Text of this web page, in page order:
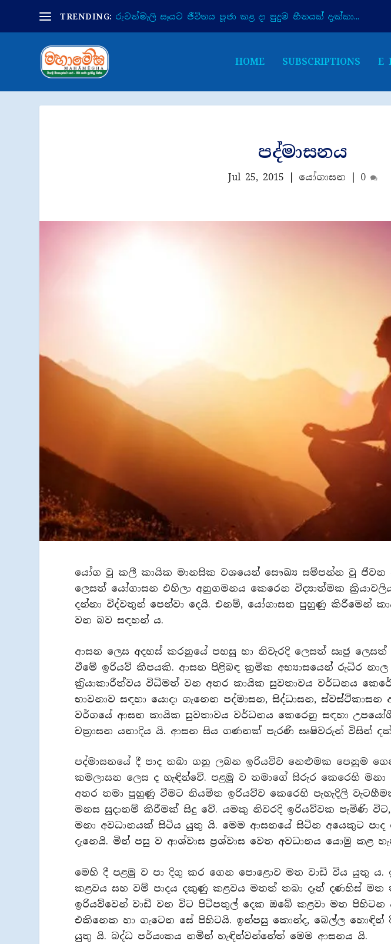
TRENDING: රුවන්මැලි සෑයට ජීවිතය පූජා කළ දා පුදුම හීනයක් දැක්කා...
HOME SUBSCRIPTIONS E
පද්මාසනය
Jul 25, 2015 යෝගාසන 0
යෝග වූ කලී කායික මානසික වශයෙන් සෞඛ්‍ය සම්පන්න වූ ජීවන
ලෙසත් යෝගාසන එහිලා අනුගමනය කෙරෙන විද්‍යාත්මක
දන්නා විද්වතුන් පෙන්වා දෙයි. එනම්, යෝගාසන පුහුණු කිරීමෙන්
වන බව සඳහන් ය.
ආසන ලෙස අදහස් කරනුයේ පහසු හා නිවැරදි ලෙසත් ඍජු ලෙසත්
වීමේ ඉරියව් කීපයකි. ආසන පිළිබඳ ක‍්‍රමික අභ්‍යාසයෙන් රුධිර නාල
ක‍්‍රියාකාරීත්වය විධිමත් වන අතර කායික සුවතාවය වර්ධනය
භාවනාව සඳහා යොදා ගැනෙන පද්මාසන, සිද්ධාසන,
වර්ගයේ ආසන කායික සුවතාවය වර්ධනය කෙරෙනු සඳහා
චක‍්‍රාසන යනාදිය යි. ආසන සිය ගණනක් පැරණි සෘෂිවරුන් විසින්
පද්මාසනයේ දී පාද තබා ගනු ලබන ඉරියව්ව නෙළුමක පෙනුම
කමලාසන ලෙස ද හැඳින්වේ. පළමු ව තමාගේ සිරුර කෙරෙහි
අතර තමා පුහුණු වීමට නියමිත ඉරියව්ව කෙරෙහි පැහැදිලි
මනස සුදානම් කිරීමක් සිදු වේ. යමකු නිවරදි ඉරියව්වක පැමිණි විට,
මනා අවධානයක් සිටිය යුතු යි. මෙම ආසනයේ සිටින අයෙකුට
දැනෙයි. මින් පසු ව ආශ්වාස ප‍්‍රශ්වාස වෙත අවධානය යොමු කළ
මෙහි දී පළමු ව පා දිගු කර ගෙන පොළොව මත වාඩි විය යුතු ය.
කළවය සහ වම් පාදය දකුණු කළවය මතත් තබා දෑත් දණහිස් මත
ඉරියව්වෙන් වාඩි වන විට පිටිපතුල් දෙක ඔබේ කළවා මත පිහිටන
එකිනෙක හා ගැටෙන සේ පිහිටයි. ඉන්පසු කොන්ද, බෙල්ල හොඳින්
යුතු යි. බද්ධ පර්යංකය නමින් හැඳින්වන්නේත් මෙම ආසනය යි.